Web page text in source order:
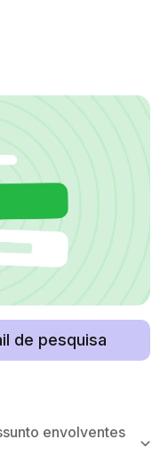
de pesquisa
envolventes